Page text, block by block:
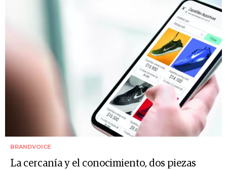
BRANDVOICE
La cercanía y el conocimiento, dos piezas